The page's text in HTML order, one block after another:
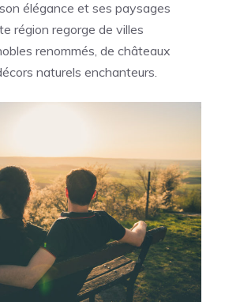
élégance et ses paysages
région regorge de villes
renommés, de châteaux
naturels enchanteurs.